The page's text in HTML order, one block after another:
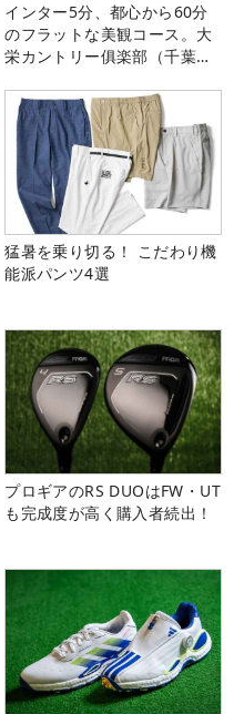
インター5分、都心から60分
のフラットな美観コース。大
栄カントリー俱楽部（千葉
猛暑を乗り切る！ こだわり機
能派パンツ4選
プロギアのRS DUOはFW・UT
も完成度が高く購入者続出！